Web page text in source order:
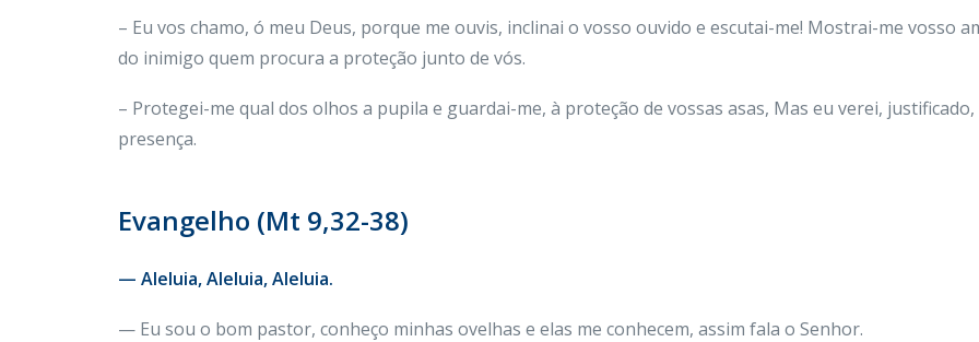
– Eu vos chamo, ó meu Deus, porque me ouvis, inclinai o vosso ouvido e escutai-me! Mostrai-me vosso
do inimigo quem procura a proteção junto de vós.
– Protegei-me qual dos olhos a pupila e guardai-me, à proteção de vossas asas, Mas eu verei,
presença.
Evangelho (Mt 9,32-38)
— Aleluia, Aleluia, Aleluia.
— Eu sou o bom pastor, conheço minhas ovelhas e elas me conhecem, assim fala o Senhor.